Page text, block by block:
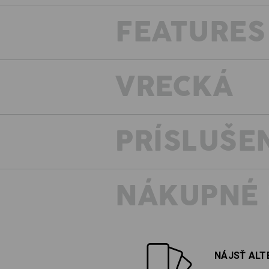
Co majú spolocné kolekcie
FEATURES
VRECKÁ
NÁKUPNÉ
NÁJSŤ